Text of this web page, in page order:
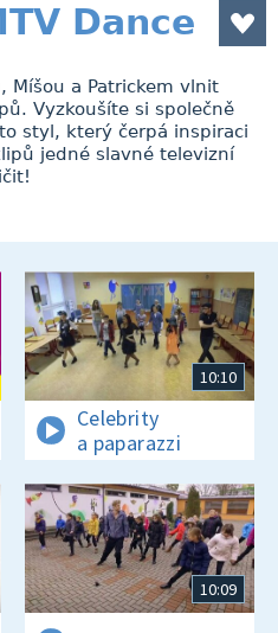
Dance
Míšou a Patrickem vlnit
Vyzkoušíte si společně
styl, který čerpá inspiraci
jedné slavné televizní
10:10
Celebrity
a paparazzi
10:09